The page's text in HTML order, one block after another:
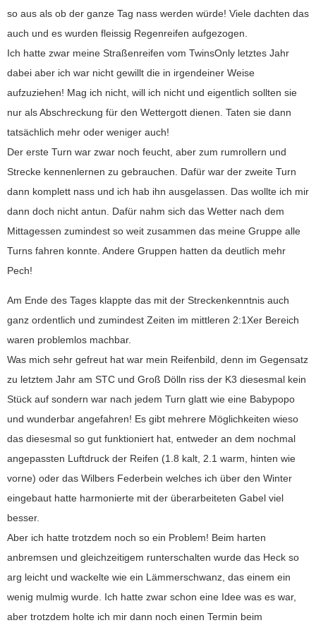
so aus als ob der ganze Tag nass werden würde! Viele dachten das
auch und es wurden fleissig Regenreifen aufgezogen.
Ich hatte zwar meine Straßenreifen vom TwinsOnly letztes Jahr
dabei aber ich war nicht gewillt die in irgendeiner Weise
aufzuziehen! Mag ich nicht, will ich nicht und eigentlich sollten sie
nur als Abschreckung für den Wettergott dienen. Taten sie dann
tatsächlich mehr oder weniger auch!
Der erste Turn war zwar noch feucht, aber zum rumrollern und
Strecke kennenlernen zu gebrauchen. Dafür war der zweite Turn
dann komplett nass und ich hab ihn ausgelassen. Das wollte ich mir
dann doch nicht antun. Dafür nahm sich das Wetter nach dem
Mittagessen zumindest so weit zusammen das meine Gruppe alle
Turns fahren konnte. Andere Gruppen hatten da deutlich mehr
Pech!
Am Ende des Tages klappte das mit der Streckenkenntnis auch
ganz ordentlich und zumindest Zeiten im mittleren 2:1Xer Bereich
waren problemlos machbar.
Was mich sehr gefreut hat war mein Reifenbild, denn im Gegensatz
zu letztem Jahr am STC und Groß Dölln riss der K3 diesesmal kein
Stück auf sondern war nach jedem Turn glatt wie eine Babypopo
und wunderbar angefahren! Es gibt mehrere Möglichkeiten wieso
das diesesmal so gut funktioniert hat, entweder an dem nochmal
angepassten Luftdruck der Reifen (1.8 kalt, 2.1 warm, hinten wie
vorne) oder das Wilbers Federbein welches ich über den Winter
eingebaut hatte harmonierte mit der überarbeiteten Gabel viel
besser.
Aber ich hatte trotzdem noch so ein Problem! Beim harten
anbremsen und gleichzeitigem runterschalten wurde das Heck so
arg leicht und wackelte wie ein Lämmerschwanz, das einem ein
wenig mulmig wurde. Ich hatte zwar schon eine Idee was es war,
aber trotzdem holte ich mir dann noch einen Termin beim